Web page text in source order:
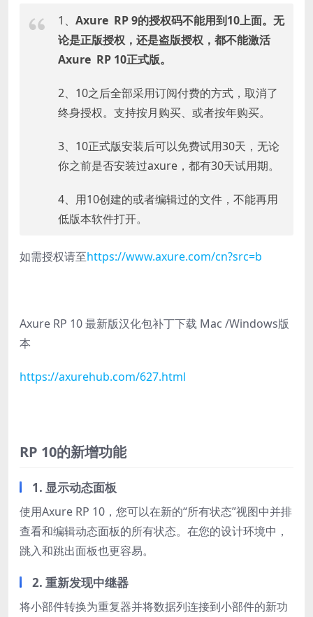
1、 Axure RP 9的授权码不能用到10上面。无
论是正版授权，还是盗版授权，都不能激活
Axure RP 10正式版。
2、10之后全部采用订阅付费的方式，取消了
终身授权。支持按月购买、或者按年购买。
3、10正式版安装后可以免费试用30天，无论
你之前是否安装过axure，都有30天试用期。
4、用10创建的或者编辑过的文件，不能再用
低版本软件打开。
如需授权请至https://www.axure.com/cn?src=b
Axure RP 10 最新版汉化包补丁下载 Mac /Windows版
本
https://axurehub.com/627.html
RP 10的新增功能
1. 显示动态面板
使用Axure RP 10，您可以在新的“所有状态”视图中并排
查看和编辑动态面板的所有状态。在您的设计环境中，
跳入和跳出面板也更容易。
2. 重新发现中继器
将小部件转换为重复器并将数据列连接到小部件的新功